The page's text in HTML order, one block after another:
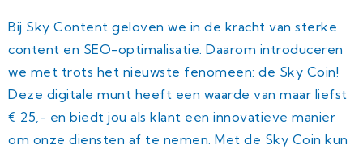
Bij Sky Content geloven we in de kracht van sterke
content en SEO-optimalisatie. Daarom introduceren
we met trots het nieuwste fenomeen: de Sky Coin!
Deze digitale munt heeft een waarde van maar liefst
€ 25,- en biedt jou als klant een innovatieve manier
om onze diensten af te nemen. Met de Sky Coin kun